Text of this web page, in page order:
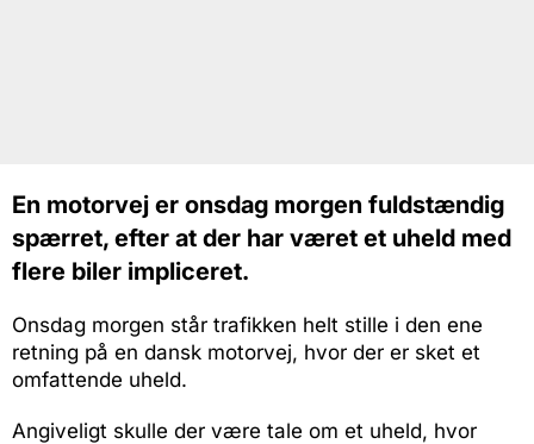
En motorvej er onsdag morgen fuldstændig
spærret, efter at der har været et uheld med
flere biler impliceret.
Onsdag morgen står trafikken helt stille i den ene
retning på en dansk motorvej, hvor der er sket et
omfattende uheld.
Angiveligt skulle der være tale om et uheld, hvor